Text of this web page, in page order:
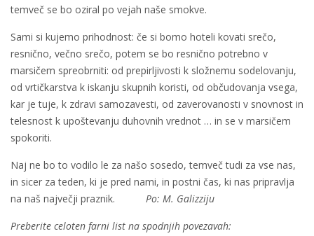
temveč se bo oziral po vejah naše smokve.
Sami si kujemo prihodnost: če si bomo hoteli kovati srečo,
resnično, večno srečo, potem se bo resnično potrebno v
marsičem spreobrniti: od prepirljivosti k složnemu sodelovanju,
od vrtičkarstva k iskanju skupnih koristi, od občudovanja vsega,
kar je tuje, k zdravi samozavesti, od zaverovanosti v snovnost in
telesnost k upoštevanju duhovnih vrednot … in se v marsičem
spokoriti.
Naj ne bo to vodilo le za našo sosedo, temveč tudi za vse nas,
in sicer za teden, ki je pred nami, in postni čas, ki nas pripravlja
na naš največji praznik.
Po: M. Galizziju
Preberite celoten farni list na spodnjih povezavah: